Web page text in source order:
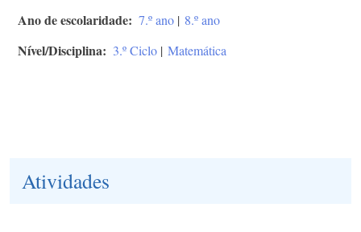
Ano de escolaridade 7.º ano | 8.º ano
Nível/Disciplina 3.º Ciclo | Matemática
Atividades